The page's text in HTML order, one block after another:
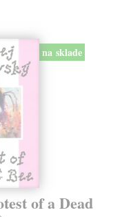
na sklade
of a Dead